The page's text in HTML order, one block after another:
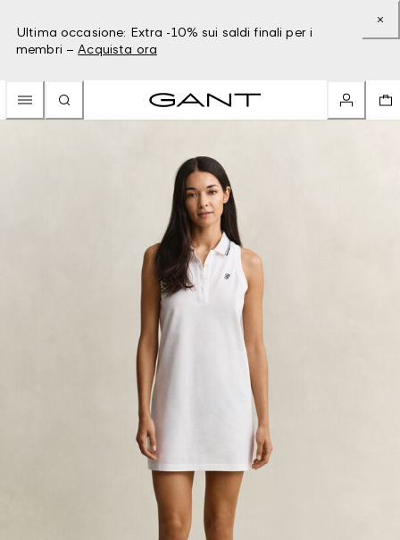
Ultima occasione: Extra -10% sui saldi finali per i
membri – Acquista ora